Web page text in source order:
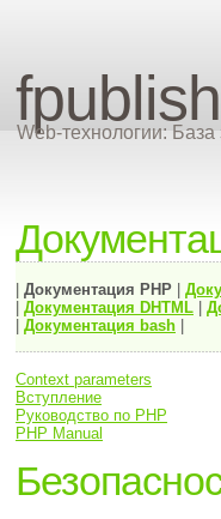
Web-технологии: База
Документация PHP
Документация DHTML
Документация bash
Context parameters
Вступление
Руководство по PHP
PHP Manual